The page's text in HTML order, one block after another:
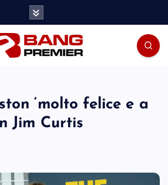
‘molto felice e a
Jim Curtis